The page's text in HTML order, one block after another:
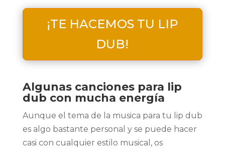
¡TE HACEMOS TU LIP
DUB!
Algunas canciones para lip
dub con mucha energía
Aunque el tema de la musica para tu lip dub
es algo bastante personal y se puede hacer
casi con cualquier estilo musical, os